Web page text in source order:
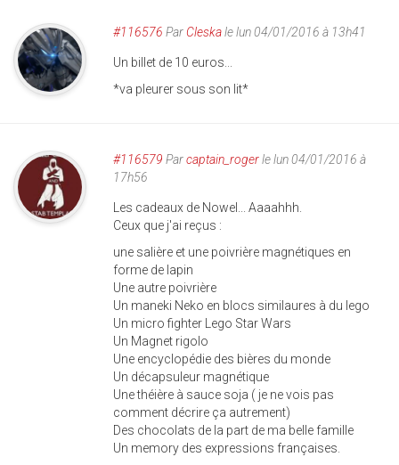
#116576 Par Cleskale lun 04/01/2016 à 13h41
Un billet de 10 euros...
*va pleurer sous son lit*
#116579 Parcaptain_rogerle lun 04/01/2016 à
17h56
Les cadeaux de Nowel... Aaaahhh.
Ceux que j'ai reçus :
une salière et une poivrière magnétiques en
forme de lapin
Une autre poivrière
Un maneki Neko en blocs similaures à du lego
Un micro fighter Lego Star Wars
Un Magnet rigolo
Une encyclopédie des bières du monde
Un décapsuleur magnétique
Une théière à sauce soja ( je ne vois pas
comment décrire ça autrement)
Des chocolats de la part de ma belle famille
Un memory des expressions françaises.